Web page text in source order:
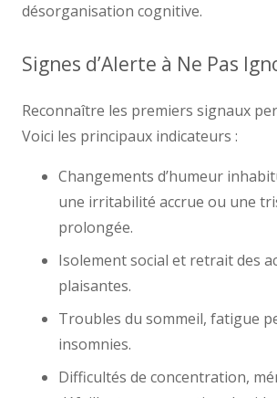
désorganisation cognitive.
Signes d’Alerte à Ne Pas
Reconnaître les premiers signaux
Voici les principaux indicateurs :
Changements d’humeur
une irritabilité accrue ou une
prolongée.
Isolement social et retrait des
plaisantes.
Troubles du sommeil, fatigue
insomnies.
Difficultés de concentration,